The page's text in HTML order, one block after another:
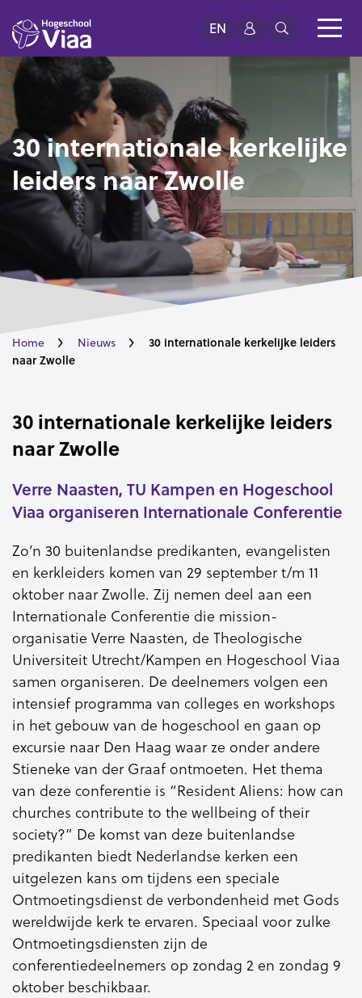
EN
30 internationale kerkelijke
leiders naar Zwolle
Home Nieuws
30 internationale kerkelijke leiders
naar Zwolle
30 internationale kerkelijke leiders
naar Zwolle
Verre Naasten, TU Kampen en Hogeschool
Viaa organiseren Internationale Conferentie
Zo’n 30 buitenlandse predikanten, evangelisten
en kerkleiders komen van 29 september t/m 11
oktober naar Zwolle. Zij nemen deel aan een
Internationale Conferentie die mission-
organisatie Verre Naasten, de Theologische
Universiteit Utrecht/Kampen en Hogeschool Viaa
samen organiseren. De deelnemers volgen een
intensief programma van colleges en workshops
in het gebouw van de hogeschool en gaan op
excursie naar Den Haag waar ze onder andere
Stieneke van der Graaf ontmoeten. Het thema
van deze conferentie is “Resident Aliens: how can
churches contribute to the wellbeing of their
society?” De komst van deze buitenlandse
predikanten biedt Nederlandse kerken een
uitgelezen kans om tijdens een speciale
Ontmoetingsdienst de verbondenheid met Gods
wereldwijde kerk te ervaren. Speciaal voor zulke
Ontmoetingsdiensten zijn de
conferentiedeelnemers op zondag 2 en zondag 9
oktober beschikbaar.